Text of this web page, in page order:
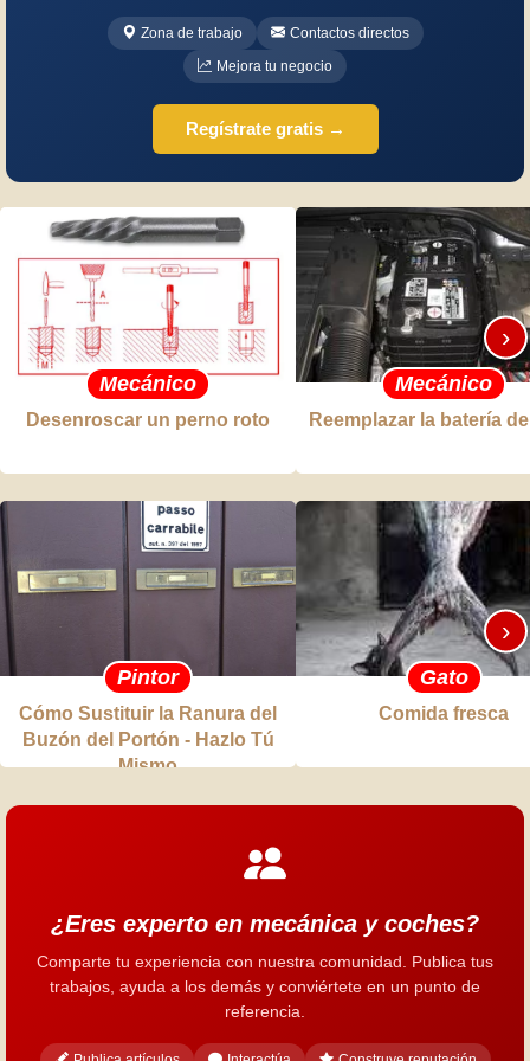
Zona de trabajo
Contactos directos
Mejora tu negocio
Regístrate gratis →
Mecánico
Desenroscar un perno roto
Mecánico
Reemplazar la batería
›
Pintor
Cómo Sustituir la Ranura del
Buzón del Portón - Hazlo Tú
Mismo
Gato
Comida fresca
›
¿Eres experto en mecánica y coches?
Comparte tu experiencia con nuestra comunidad. Publica tus
trabajos, ayuda a los demás y conviértete en un punto de
referencia.